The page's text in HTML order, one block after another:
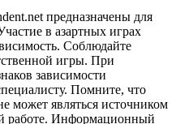
предназначены для
в азартных играх
Соблюдайте
игры. При
зависимости
Помните, что
может являться источником
работе. Информационный